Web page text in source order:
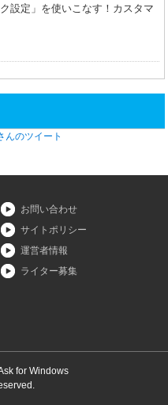
設定」を使いこなす！カスタマ
んのツイート
お問い合わせ
サイトポリシー
運営者情報
ライター募集
for Windows